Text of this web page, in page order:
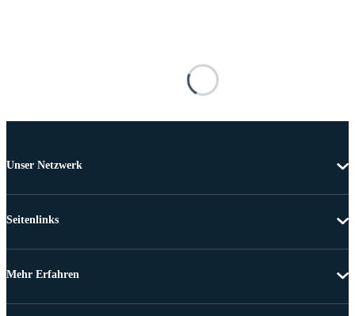
Unser Netzwerk
Seitenlinks
Mehr Erfahren